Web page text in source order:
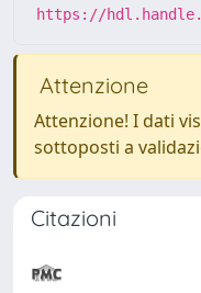
https://
Attenzione
Attenzione! I dati
sottoposti a
Citazioni